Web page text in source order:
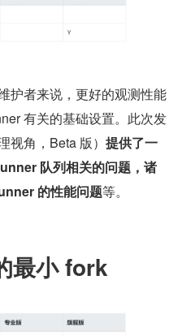
护者来说，更好的观测性能
有关的基础设置。此次发
视角，Beta 版） 提供了一
队列相关的问题，诸
的性能问题等。
最小 fork